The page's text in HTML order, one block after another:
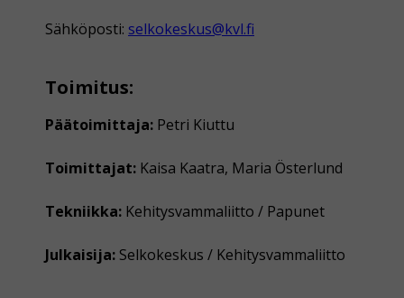
Sähköposti: selkokeskus@kvl.fi
Toimitus:
Päätoimittaja: Petri Kiuttu
Toimittajat: Kaisa Kaatra, Maria Österlund
Tekniikka: Kehitysvammaliitto / Papunet
Julkaisija: Selkokeskus / Kehitysvammaliitto